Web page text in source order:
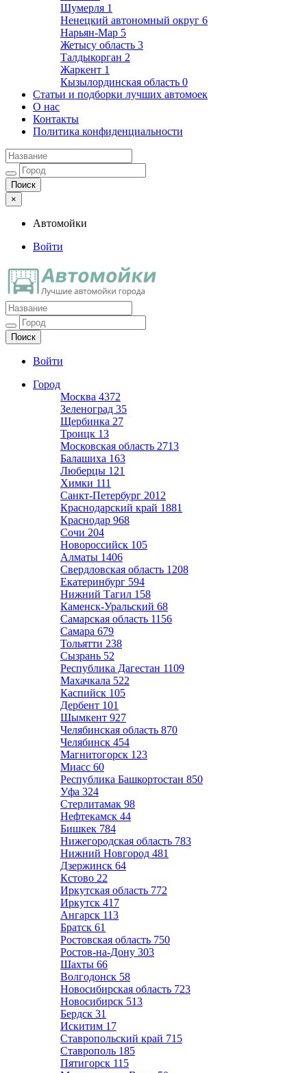
Шумерля 1
Ненецкий автономный округ 6
Нарьян-Мар 5
Жетысу область 3
Талдыкорган 2
Жаркент 1
Кызылординская область 0
Статьи и подборки лучших автомоек
О нас
Контакты
Политика конфиденциальности
×
Автомойки
Войти
Автомойки
Ещё один сайт на WordPress
Войти
Город
Москва 4372
Зеленоград 35
Щербинка 27
Троицк 13
Московская область 2713
Балашиха 163
Люберцы 121
Химки 111
Санкт-Петербург 2012
Краснодарский край 1881
Краснодар 968
Сочи 204
Новороссийск 105
Алматы 1406
Свердловская область 1208
Екатеринбург 594
Нижний Тагил 158
Каменск-Уральский 68
Самарская область 1156
Самара 679
Тольятти 238
Сызрань 52
Республика Дагестан 1109
Махачкала 522
Каспийск 105
Дербент 101
Шымкент 927
Челябинская область 870
Челябинск 454
Магнитогорск 123
Миасс 60
Республика Башкортостан 850
Уфа 324
Стерлитамак 98
Нефтекамск 44
Бишкек 784
Нижегородская область 783
Нижний Новгород 481
Дзержинск 64
Кстово 22
Иркутская область 772
Иркутск 417
Ангарск 113
Братск 61
Ростовская область 750
Ростов-на-Дону 303
Шахты 66
Волгодонск 58
Новосибирская область 723
Новосибирск 513
Бердск 31
Искитим 17
Ставропольский край 715
Ставрополь 185
Пятигорск 115